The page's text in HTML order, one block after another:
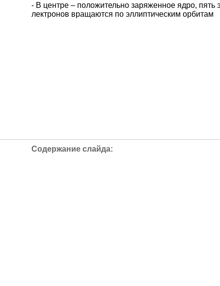
- В центре – положительно заряженное ядро, пять
лектронов вращаются по эллиптическим орбитам